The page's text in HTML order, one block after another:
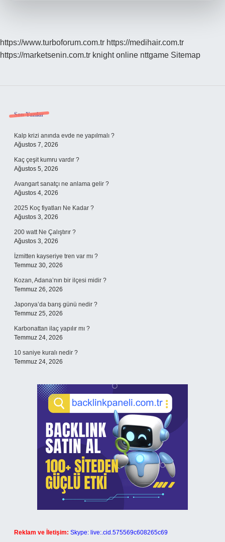
https://www.turboforum.com.tr https://medihair.com.tr
https://marketsenin.com.tr knight online nttgame Sitemap
Sidebar
Son Yazılar
Kalp krizi anında evde ne yapılmalı ?
Ağustos 7, 2026
Kaç çeşit kumru vardır ?
Ağustos 5, 2026
Avangart sanatçı ne anlama gelir ?
Ağustos 4, 2026
2025 Koç fiyatları Ne Kadar ?
Ağustos 3, 2026
200 watt Ne Çalıştırır ?
Ağustos 3, 2026
İzmitten kayseriye tren var mı ?
Temmuz 30, 2026
Kozan, Adana’nın bir ilçesi midir ?
Temmuz 26, 2026
Japonya’da barış günü nedir ?
Temmuz 25, 2026
Karbonattan ilaç yapılır mı ?
Temmuz 24, 2026
10 saniye kuralı nedir ?
Temmuz 24, 2026
Reklam ve İletişim: Skype: live:.cid.575569c608265c69